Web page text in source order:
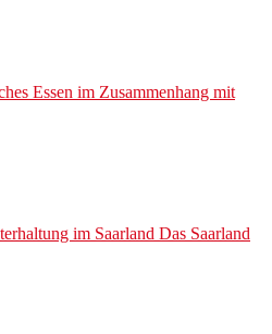
Essen im Zusammenhang mit
im Saarland Das Saarland